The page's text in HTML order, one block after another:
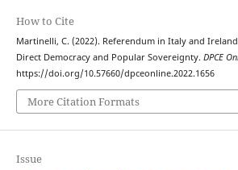
How to Cite
Martinelli, C. (2022). Referendum in Italy and
Direct Democracy and Popular Sovereignty. DPCE
https://doi.org/10.57660/dpceonline.2022.1656
More Citation Formats
Issue